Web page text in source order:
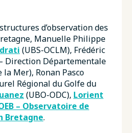
d’observation des
Manuelle Philippe
(UBS-OCLM), Frédéric
Direction Départementale
Mer), Ronan Pasco
Régional du Golfe du
(UBO-ODC), Lorient
– Observatoire de
Bretagne.